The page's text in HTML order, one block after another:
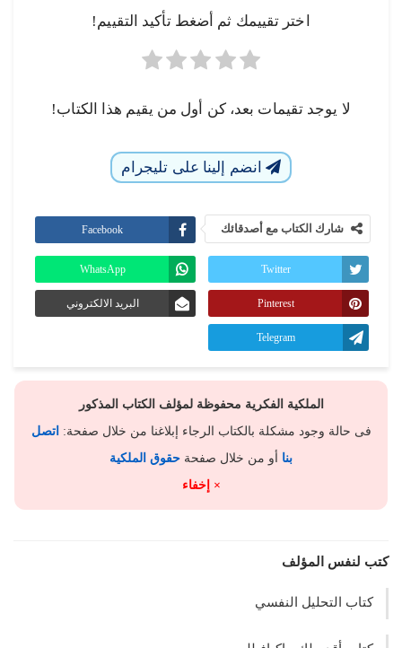
اختر تقييمك ثم أضغط تأكيد التقييم!
لا يوجد تقيمات بعد، كن أول من يقيم هذا الكتاب!
انضم إلينا على تليجرام
شارك الكتاب مع أصدقائك Facebook
Twitter
WhatsApp
Pinterest البريد الالكتروني
Telegram
الملكية الفكرية محفوظة لمؤلف الكتاب المذكور
فى حالة وجود مشكلة بالكتاب الرجاء إبلاغنا من خلال صفحة: اتصل
بنا أو من خلال صفحة حقوق الملكية
× إخفاء
كتب لنفس المؤلف
كتاب التحليل النفسي